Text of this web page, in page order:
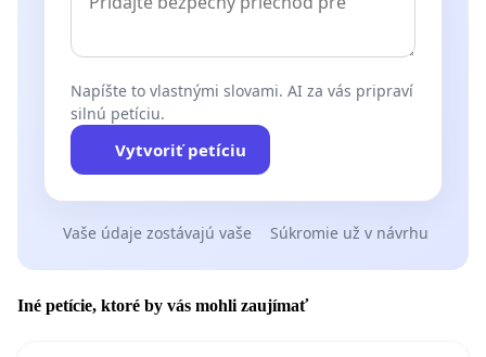
Napíšte to vlastnými slovami. AI za vás pripraví
silnú petíciu.
Vytvoriť petíciu
Vaše údaje zostávajú vaše Súkromie už v návrhu
Iné petície, ktoré by vás mohli zaujímať